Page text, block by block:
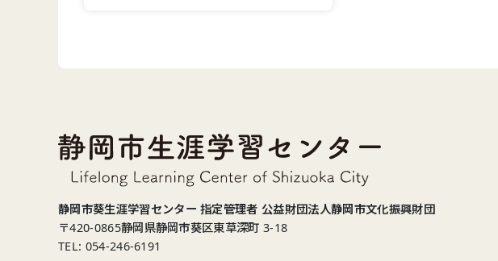
静岡市葵生涯学習センター 指定管理者 公益財団法人静岡市文化振興財団
〒420-0865静岡県静岡市葵区東草深町 3-18
TEL: 054-246-6191